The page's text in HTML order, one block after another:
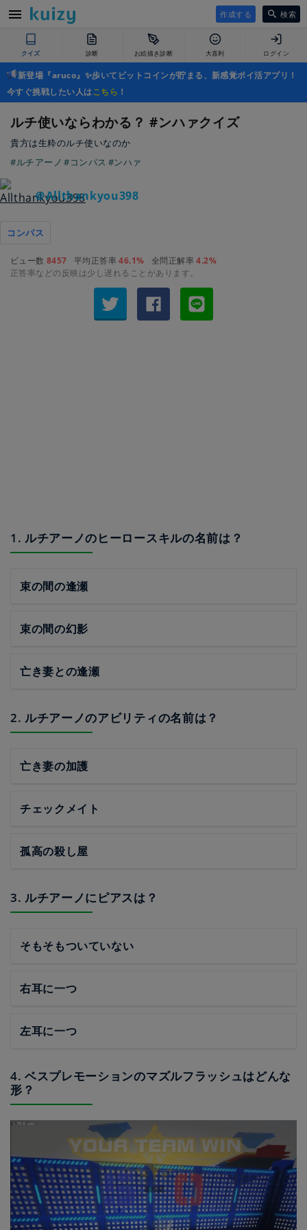
作成する 検索
クイズ 診断 お絵描き診断 大喜利 ログイン
新登場『aruco』✨歩いてビットコインが貯まる、新感覚ポイ活アプリ！
今すぐ挑戦したい人はこちら ！
ルチ使いならわかる？ #ンハァクイズ
貴方は生粋のルチ使いなのか
#ルチアーノ #コンパス #ンハァ
＠Allthankyou398
コンパス
ビュー数 8457 平均正答率46.1% 全問正解率4.2%
正答率などの反映は少し遅れることがあります。
1. ルチアーノのヒーロースキルの名前は？
束の間の逢瀬
束の間の幻影
亡き妻との逢瀬
2. ルチアーノのアビリティの名前は？
亡き妻の加護
チェックメイト
孤高の殺し屋
3. ルチアーノにピアスは？
そもそもついていない
右耳に一つ
左耳に一つ
4. ベスプレモーションのマズルフラッシュはどんな
形？